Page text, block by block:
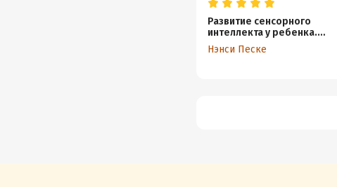
Развитие сенсорного
интеллекта у ребенка.
Как помочь детям с
аутизмом, СДВГ, ЗПРР
Нэнси Песке